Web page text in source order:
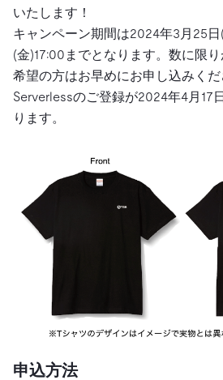
いたします！
キャンペーン期間は2024年3月25日
(金)17:00までとなります。数に限
希望の方はお早めにお申し込みく
Serverlessのご登録が2024年4月17
ります。
申込方法